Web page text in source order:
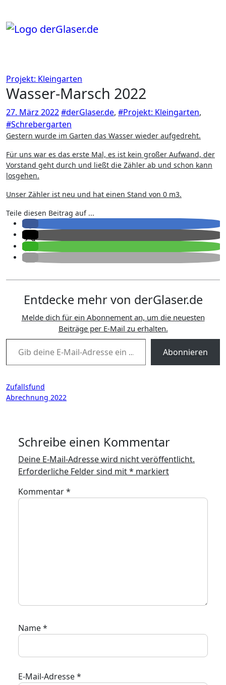
springen
Projekt: Kleingarten
Wasser-Marsch 2022
27. März 2022#derGlaser.de, #Projekt: Kleingarten,
#Schrebergarten
Gestern wurde im Garten das Wasser wieder aufgedreht.
Für uns war es das erste Mal, es ist kein großer Aufwand, der
Vorstand geht durch und ließt die Zähler ab und schon kann
losgehen.
Unser Zähler ist neu und hat einen Stand von 0 m3.
Teile diesen Beitrag auf ...
Entdecke mehr von derGlaser.de
Melde dich für ein Abonnement an, um die neuesten
Beiträge per E-Mail zu erhalten.
Gib deine E-Mail-Adresse ein ...
Abonnieren
Beitragsnavigation
Zufallsfund
Abrechnung 2022
Schreibe einen Kommentar
Deine E-Mail-Adresse wird nicht veröffentlicht.
Erforderliche Felder sind mit* markiert
Kommentar*
Name*
E-Mail-Adresse*